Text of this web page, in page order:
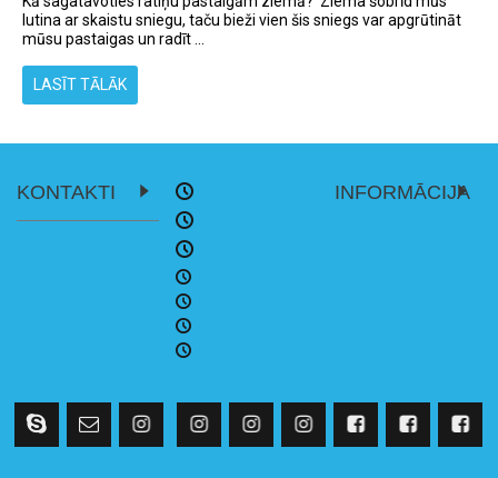
lutina ar skaistu sniegu, taču bieži vien šis sniegs var apgrūtināt
mūsu pastaigas un radīt ...
LASĪT TĀLĀK
KONTAKTI INFORMĀCIJA